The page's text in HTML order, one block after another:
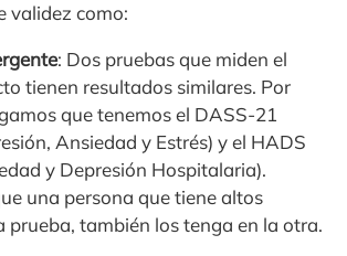
validez como:
: Dos pruebas que miden el
tienen resultados similares. Por
que tenemos el DASS-21
Ansiedad y Estrés) y el HADS
y Depresión Hospitalaria).
una persona que tiene altos
prueba, también los tenga en la otra.